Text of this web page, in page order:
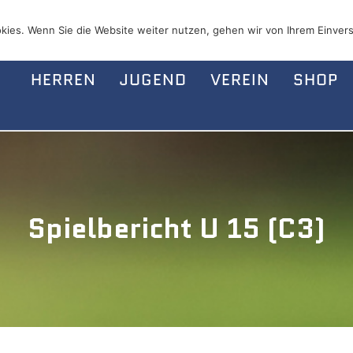
HERREN JUGEND VEREIN SHOP
Spielbericht U 15 (C3)
Wenn Sie die Website weiter nutzen, gehen wir von Ihrem